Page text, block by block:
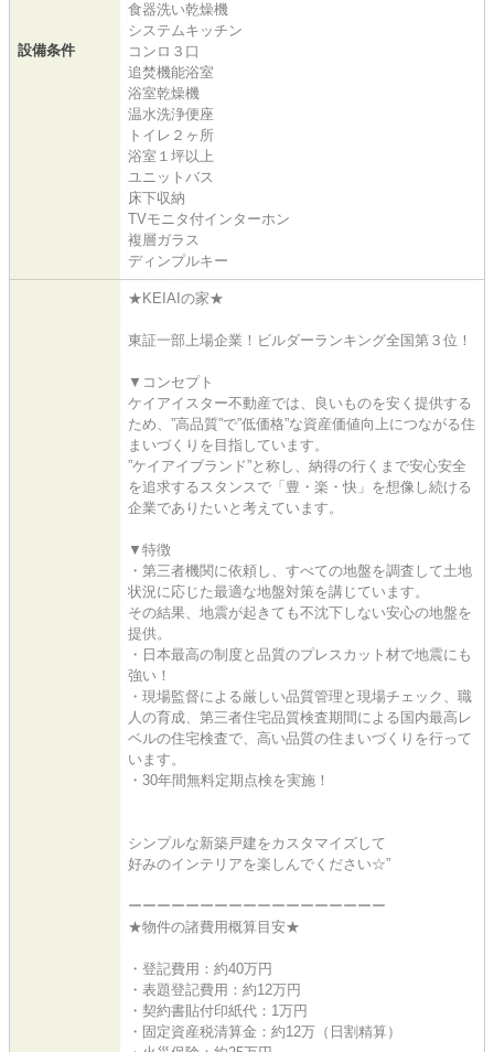
設備条件
食器洗い乾燥機
システムキッチン
コンロ３口
追焚機能浴室
浴室乾燥機
温水洗浄便座
トイレ２ヶ所
浴室１坪以上
ユニットバス
床下収納
TVモニタ付インターホン
複層ガラス
ディンプルキー
★KEIAIの家★
東証一部上場企業！ビルダーランキング全国第３位！
▼コンセプト
ケイアイスター不動産では、良いものを安く提供する
ため、”高品質”で”低価格”な資産価値向上につながる住
まいづくりを目指しています。
”ケイアイブランド”と称し、納得の行くまで安心安全
を追求するスタンスで「豊・楽・快」を想像し続ける
企業でありたいと考えています。
▼特徴
・第三者機関に依頼し、すべての地盤を調査して土地
状況に応じた最適な地盤対策を講じています。
その結果、地震が起きても不沈下しない安心の地盤を
提供。
・日本最高の制度と品質のプレスカット材で地震にも
強い！
・現場監督による厳しい品質管理と現場チェック、職
人の育成、第三者住宅品質検査期間による国内最高レ
ベルの住宅検査で、高い品質の住まいづくりを行って
います。
・30年間無料定期点検を実施！
シンプルな新築戸建をカスタマイズして
好みのインテリアを楽しんでください☆”
ーーーーーーーーーーーーーーーーーー
★物件の諸費用概算目安★
・登記費用：約40万円
・表題登記費用：約12万円
・契約書貼付印紙代：1万円
・固定資産税清算金：約12万（日割精算）